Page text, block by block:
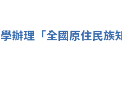
辦理「全國原住民族